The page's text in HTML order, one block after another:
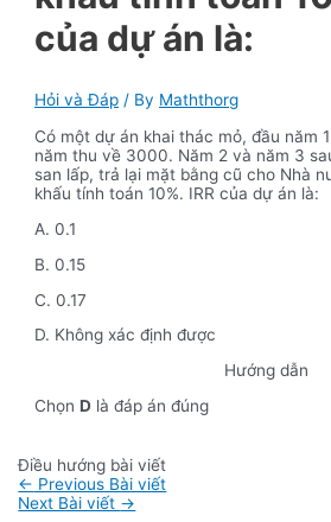
của dự án là:
Hỏi và Đáp / By Maththorg
Có một dự án khai thác mỏ, đầu năm
năm thu về 3000. Năm 2 và năm 3
san lấp, trả lại mặt bằng cũ cho Nhà
khấu tính toán 10%. IRR của dự án là:
A. 0.1
B. 0.15
C. 0.17
D. Không xác định được
Hướng dẫn
ChọnD là đáp án đúng
Điều hướng bài viết
← Previous Bài viết
Next Bài viết →